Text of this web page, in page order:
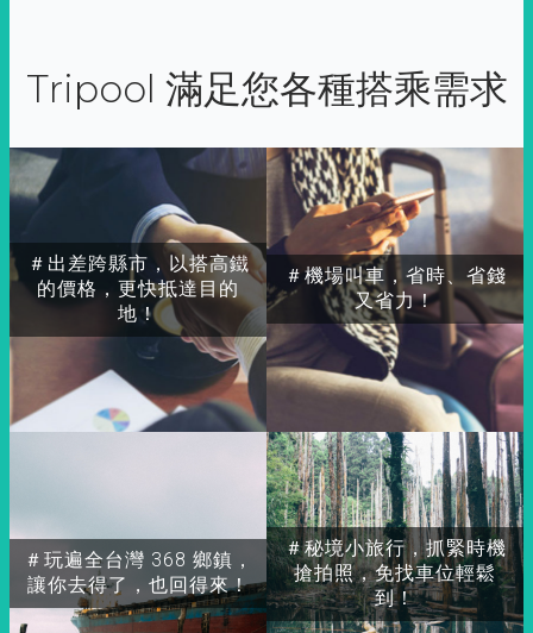
Tripool 滿足您各種搭乘需求
＃出差跨縣市，以搭高鐵
的價格，更快抵達目的
地！
＃玩遍全台灣 368 鄉鎮，
讓你去得了，也回得來！
＃秘境小旅行，抓緊時機
搶拍照，免找車位輕鬆
到！
＃機場叫車，省時、省錢
又省力！